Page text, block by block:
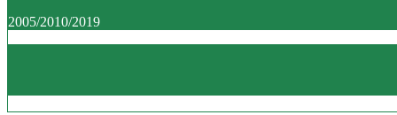
2005/2010/2019